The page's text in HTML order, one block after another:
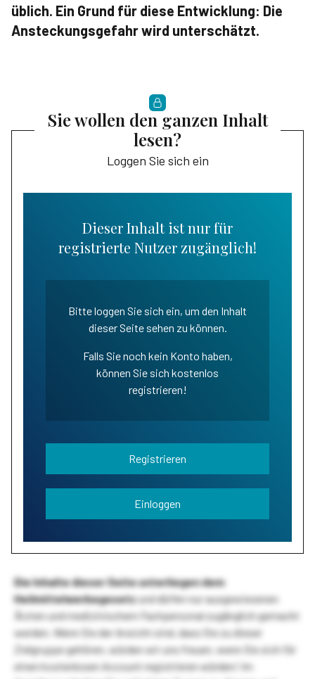
üblich. Ein Grund für diese Entwicklung: Die
Ansteckungsgefahr wird unterschätzt.
Sie wollen den ganzen Inhalt
lesen?
Loggen Sie sich ein
Dieser Inhalt ist nur für
registrierte Nutzer zugänglich!
Bitte loggen Sie sich ein, um den Inhalt
dieser Seite sehen zu können.
Falls Sie noch kein Konto haben,
können Sie sich kostenlos
registrieren!
Registrieren
Einloggen
Die Inhalte dieser Seite unterliegen dem
Heilmittelwerbegesetzund dürfen nur ausgewiesenen
Ärzten und medizinischem Fachpersonal zugänglich gemacht
werden. Wenn Sie der Ansicht sind, dass Sie zu dieser
Zielgruppe gehören, würden wir uns freuen, wenn Sie sich für
einen kostenlosen Account registrieren würden! Im